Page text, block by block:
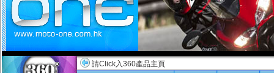
請Click入360產品主頁